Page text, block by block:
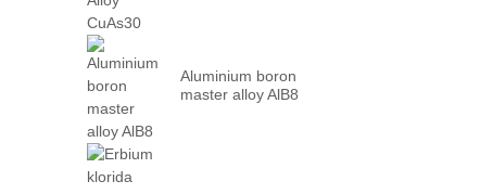
Aluminium boron
master alloy AlB8